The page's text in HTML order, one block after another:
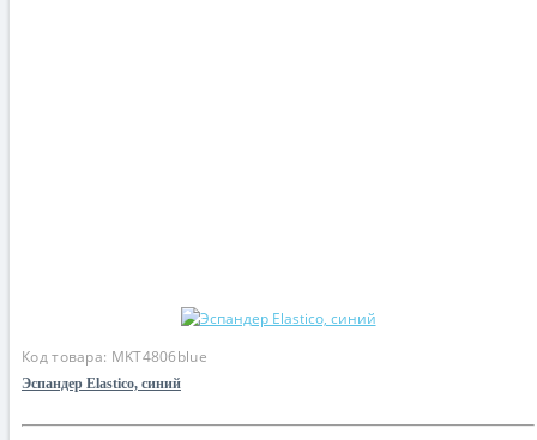
Код товара: MKT4806blue
Эспандер Elastico, синий